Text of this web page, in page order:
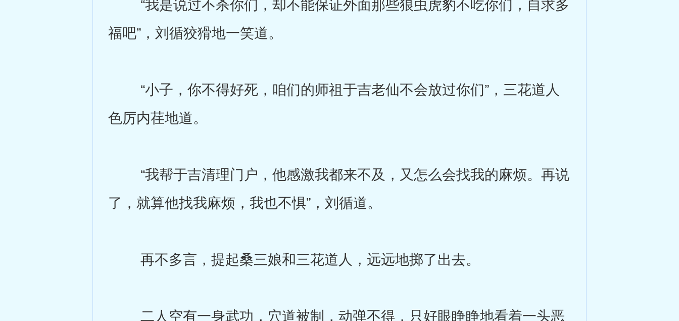
福吧”，刘循狡猾地一笑道。
“小子，你不得好死，咱们的师祖于吉老仙不会放过你们”，三花道人
色厉内荏地道。
“我帮于吉清理门户，他感激我都来不及，又怎么会找我的麻烦。再说
了，就算他找我麻烦，我也不惧”，刘循道。
再不多言，提起桑三娘和三花道人，远远地掷了出去。
二人空有一身武功，穴道被制，动弹不得，只好眼睁睁地看着一头恶